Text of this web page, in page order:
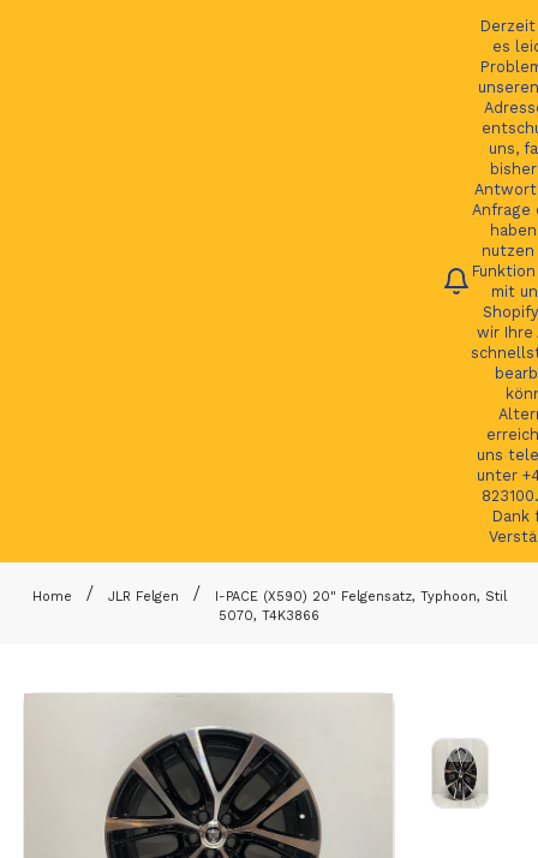
es
uns,
Antwort
Anfrage
nutzen
mit
wir Ihre
uns
unter
Dank
Home JLR Felgen
I-PACE (X590) 20" Felgensatz, Typhoon, Stil
5070, T4K3866